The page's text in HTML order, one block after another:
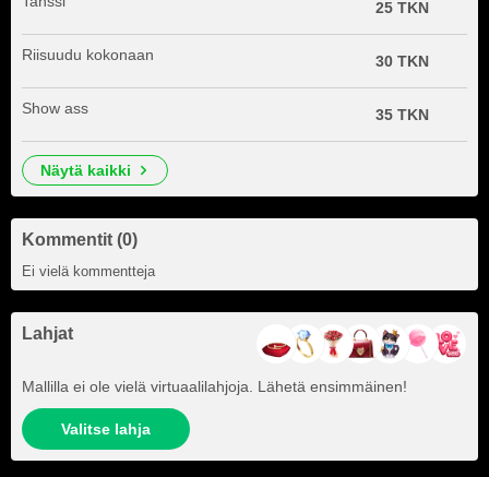
25 TKN
Riisuudu kokonaan 30 TKN
Show ass 35 TKN
näytä kaikki
Kommentit (0)
Ei vielä kommentteja
Lahjat
Mallilla ei ole vielä virtuaalilahjoja. Lähetä ensimmäinen!
Valitse lahja